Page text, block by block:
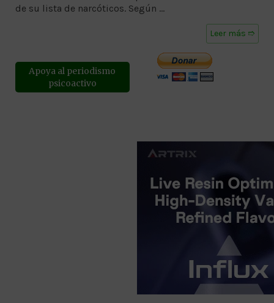
de su lista de narcóticos. Según …
Leer más ➱
Apoya al periodismo
psicoactivo